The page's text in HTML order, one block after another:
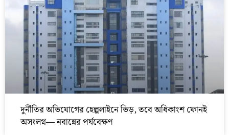
দুর্নীতির অভিযোগের হেল্পলাইনে ভিড়, তবে অধিকাংশ ফোনই
অসংলগ্ন— নবান্নের পর্যবেক্ষণ